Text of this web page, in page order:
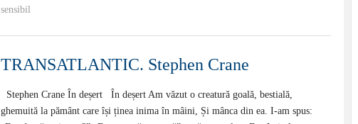
sensibil
TRANSATLANTIC. Stephen Crane
Stephen Crane În deșert În deșert Am văzut o creatură goală, bestială,
ghemuită la pământ care își ținea inima în mâini, Și mânca din ea. I-am spus: